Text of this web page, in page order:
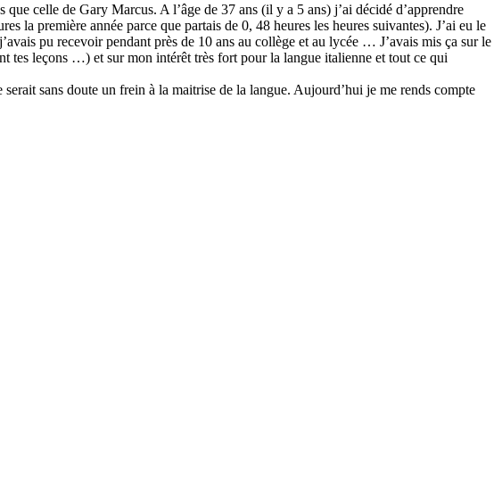
celle de Gary Marcus. A l’âge de 37 ans (il y a 5 ans) j’ai décidé d’apprendre
la première année parce que partais de 0, 48 heures les heures suivantes). J’ai eu le
pu recevoir pendant près de 10 ans au collège et au lycée … J’avais mis ça sur le
tes leçons …) et sur mon intérêt très fort pour la langue italienne et tout ce qui
sans doute un frein à la maitrise de la langue. Aujourd’hui je me rends compte